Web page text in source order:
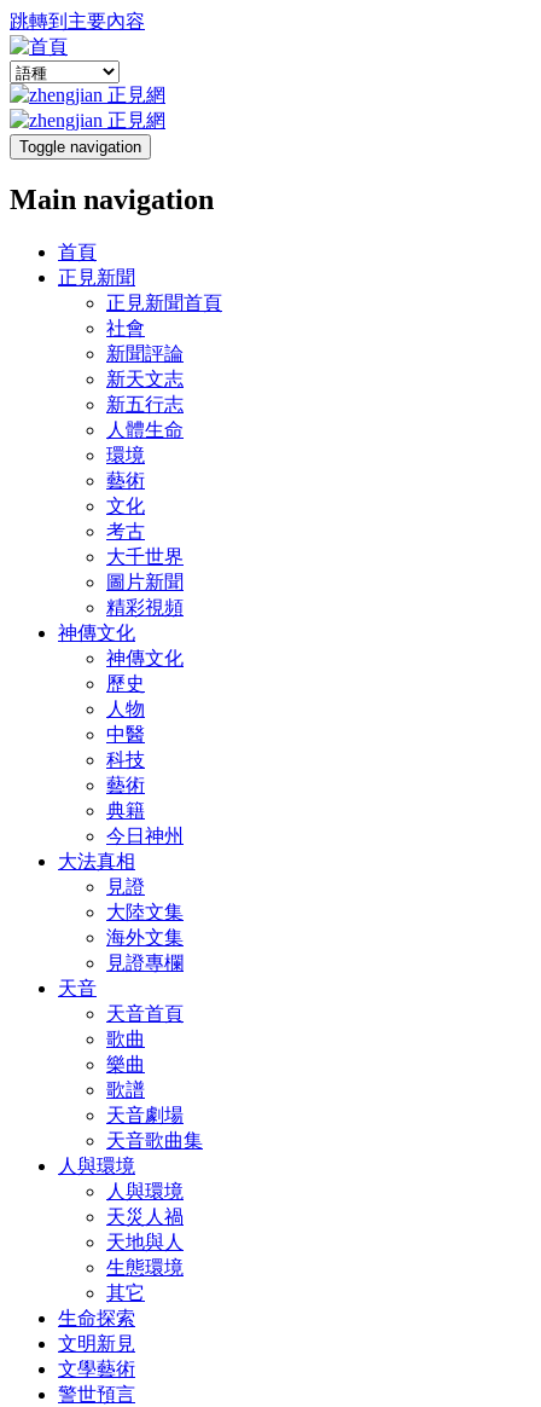
跳轉到主要內容
Toggle navigation
Main navigation
首頁
正見新聞
正見新聞首頁
社會
新聞評論
新天文志
新五行志
人體生命
環境
藝術
文化
考古
大千世界
圖片新聞
精彩視頻
神傳文化
神傳文化
歷史
人物
中醫
科技
藝術
典籍
今日神州
大法真相
見證
大陸文集
海外文集
見證專欄
天音
天音首頁
歌曲
樂曲
歌譜
天音劇場
天音歌曲集
人與環境
人與環境
天災人禍
天地與人
生態環境
其它
生命探索
文明新見
文學藝術
警世預言